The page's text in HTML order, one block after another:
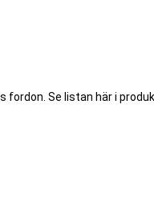
Se listan här i